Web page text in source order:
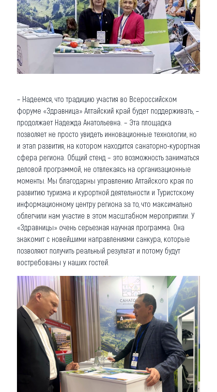
– Надеемся, что традицию участия во Всероссийском
форуме «Здравница» Алтайский край будет поддерживать, –
продолжает Надежда Анатольевна. – Эта площадка
позволяет не просто увидеть инновационные технологии, но
и этап развития, на котором находится санаторно-курортная
сфера региона. Общий стенд – это возможность заниматься
деловой программой, не отвлекаясь на организационные
моменты. Мы благодарны управлению Алтайского края по
развитию туризма и курортной деятельности и Туристскому
информационному центру региона за то, что максимально
облегчили нам участие в этом масштабном мероприятии. У
«Здравницы» очень серьезная научная программа. Она
знакомит с новейшими направлениями санкура, которые
позволяют получить реальный результат и потому будут
востребованы у наших гостей.